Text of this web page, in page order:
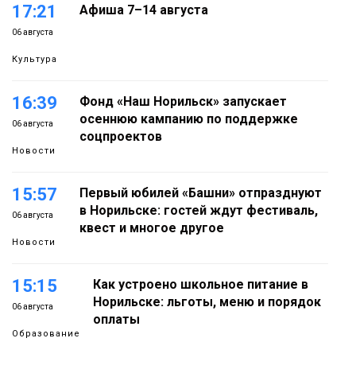
17:21
06 августа
Культура
Афиша 7–14 августа
16:39
06 августа
Новости
Фонд «Наш Норильск» запускает
осеннюю кампанию по поддержке
соцпроектов
15:57
06 августа
Новости
Первый юбилей «Башни» отпразднуют
в Норильске: гостей ждут фестиваль,
квест и многое другое
15:15
06 августа
Образование
Как устроено школьное питание в
Норильске: льготы, меню и порядок
оплаты